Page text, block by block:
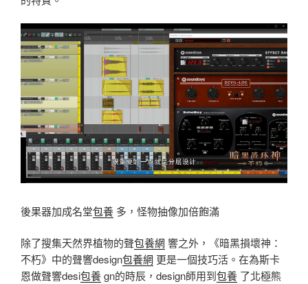
後果器加成名堂包養 多，怪物抽像加倍飽滿
除了搜集天然界植物的聲包養網 響之外，《暗黑損壞神：
不朽》中的聲響design包養網 更是一個技巧活。在為斯卡
恩做聲響desi包養gn的時辰，design師用到包養 了北極熊